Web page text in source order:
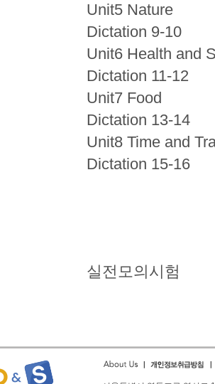
Unit5 Nature
Dictation 9-10
Unit6 Health and
Dictation 11-12
Unit7 Food
Dictation 13-14
Unit8 Time and
Dictation 15-16
실전모의시험